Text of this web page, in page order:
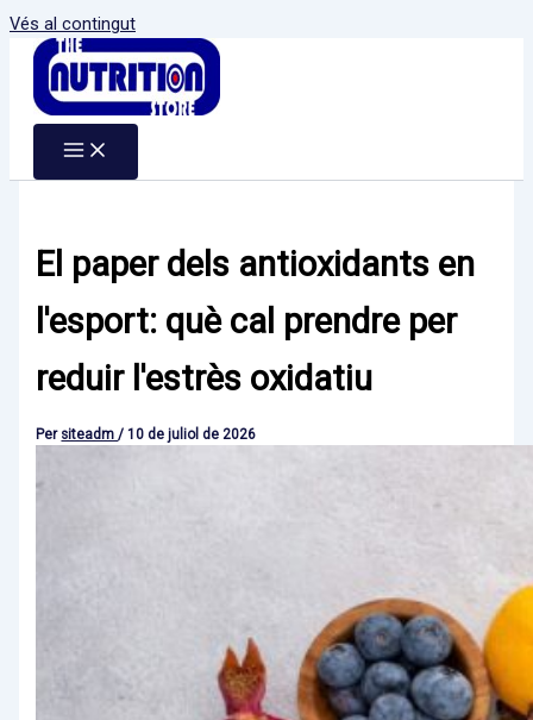
Vés al contingut
El paper dels antioxidants en
l'esport: què cal prendre per
reduir l'estrès oxidatiu
Per siteadm/10 de juliol de 2026